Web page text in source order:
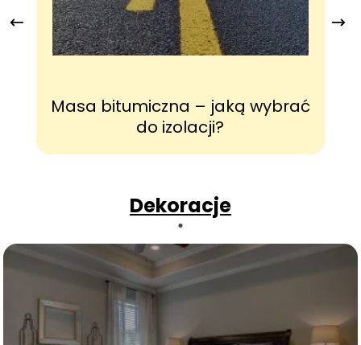
Masa bitumiczna – jaką wybrać
do izolacji?
Dekoracje